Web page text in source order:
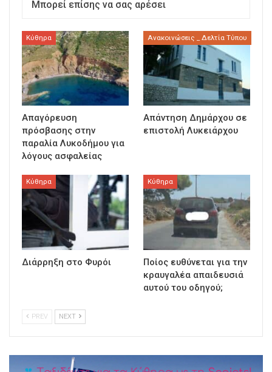
Μπορεί επίσης να σας αρέσει
Κύθηρα
Απαγόρευση
πρόσβασης στην
παραλία Λυκοδήμου για
λόγους ασφαλείας
Ανακοινώσεις _ Δελτία Τύπου
Απάντηση Δημάρχου σε
επιστολή Λυκειάρχου
Κύθηρα
Διάρρηξη στο Φυρόι
Κύθηρα
Ποίος ευθύνεται για την
κραυγαλέα απαιδευσιά
αυτού του οδηγού;
PREV NEXT